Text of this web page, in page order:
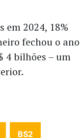
em 2024, 18%
fechou o ano
4 bilhões – um
BS2